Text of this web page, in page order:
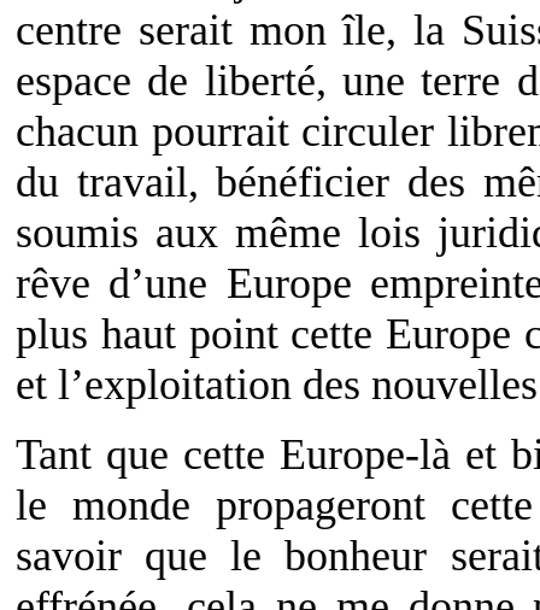
centre serait mon île, la
espace de liberté, une terre
chacun pourrait circuler
du travail, bénéficier des
soumis aux même lois
rêve d’une Europe
plus haut point cette Europe
et l’exploitation des
Tant que cette Europe-là et
le monde propageront
savoir que le bonheur